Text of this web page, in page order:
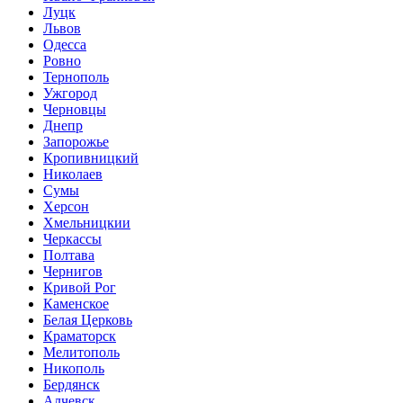
Луцк
Львов
Одесса
Ровно
Тернополь
Ужгород
Черновцы
Днепр
Запорожье
Кропивницкий
Николаев
Сумы
Херсон
Хмельницкии
Черкассы
Полтава
Чернигов
Кривой Рог
Каменское
Белая Церковь
Краматорск
Мелитополь
Никополь
Бердянск